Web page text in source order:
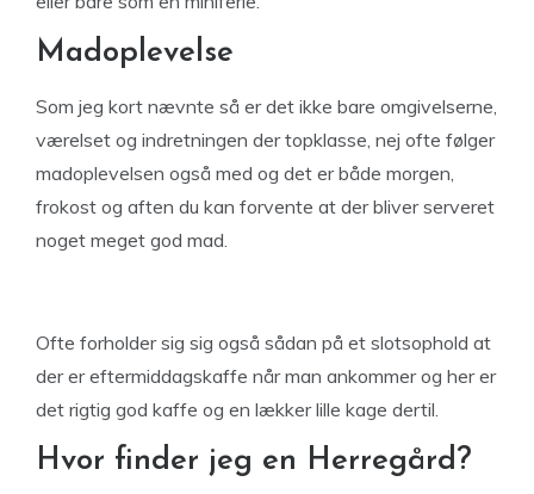
Madoplevelse
Som jeg kort nævnte så er det ikke bare omgivelserne,
værelset og indretningen der topklasse, nej ofte følger
madoplevelsen også med og det er både morgen,
frokost og aften du kan forvente at der bliver serveret
noget meget god mad.
Ofte forholder sig sig også sådan på et slotsophold at
der er eftermiddagskaffe når man ankommer og her er
det rigtig god kaffe og en lækker lille kage dertil.
Hvor finder jeg en Herregård?